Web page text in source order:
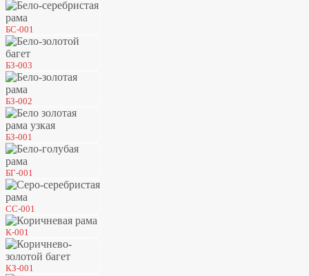
БС-001
БЗ-003
БЗ-002
БЗ-001
БГ-001
СС-001
К-001
КЗ-001